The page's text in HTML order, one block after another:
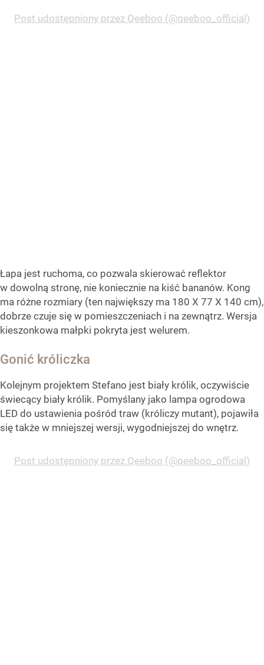
Post udostępniony przez Qeeboo (@qeeboo_official)
Łapa jest ruchoma, co pozwala skierować reflektor
w dowolną stronę, nie koniecznie na kiść bananów. Kong
ma różne rozmiary (ten największy ma 180 X 77 X 140 cm),
dobrze czuje się w pomieszczeniach i na zewnątrz. Wersja
kieszonkowa małpki pokryta jest welurem.
Gonić króliczka
Kolejnym projektem Stefano jest biały królik, oczywiście
świecący biały królik. Pomyślany jako lampa ogrodowa
LED do ustawienia pośród traw (króliczy mutant), pojawiła
się także w mniejszej wersji, wygodniejszej do wnętrz.
Post udostępniony przez Qeeboo (@qeeboo_official)